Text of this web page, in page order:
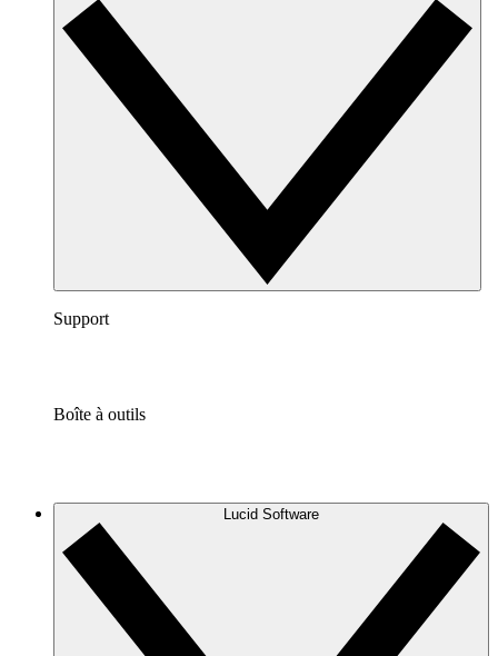
Support
Boîte à outils
Lucid Software